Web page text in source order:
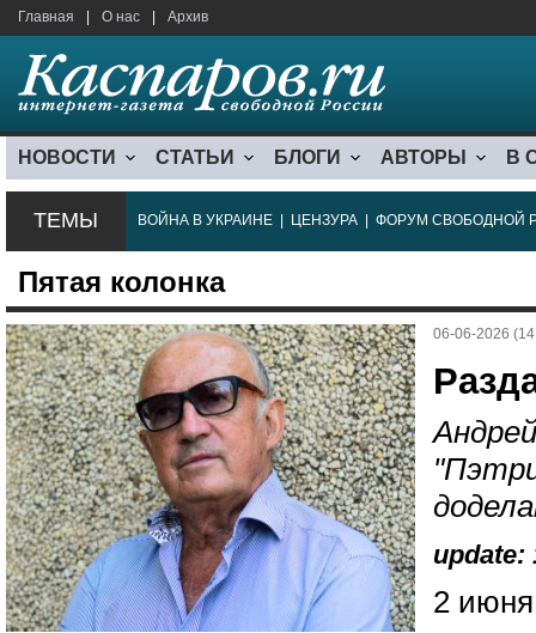
Главная О нас Архив
НОВОСТИ СТАТЬИ БЛОГИ АВТОРЫ В
ТЕМЫ ВОЙНА В УКРАИНЕ ЦЕНЗУРА ФОРУМ СВОБОДНОЙ
Пятая колонка
06-06-2026
update:
2